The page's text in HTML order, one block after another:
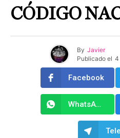
CÓDIGO
By Javier
Publicado el 4
Facebook
WhatsApp